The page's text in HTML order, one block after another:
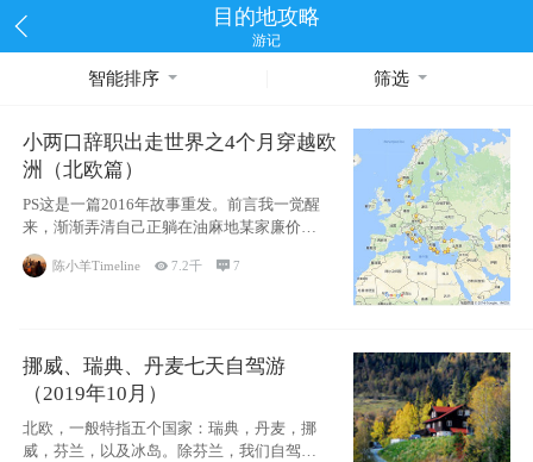
目的地攻略
游记
智能排序 筛选
小两口辞职出走世界之4个月穿越欧
洲（北欧篇）
PS这是一篇2016年故事重发。前言我一觉醒
来，渐渐弄清自己正躺在油麻地某家廉价宾
馆
陈小羊Timeline 7.2千 7
挪威、瑞典、丹麦七天自驾游
（2019年10月）
北欧，一般特指五个国家：瑞典，丹麦，挪
威，芬兰，以及冰岛。除芬兰，我们自驾游